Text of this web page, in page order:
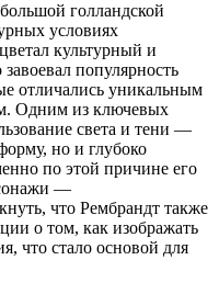
голландской
условиях
культурный и
популярность
отличались уникальным
Одним из ключевых
света и тени —
но и глубоко
по этой причине его
—
что Рембрандт также
о том, как изображать
что стало основой для